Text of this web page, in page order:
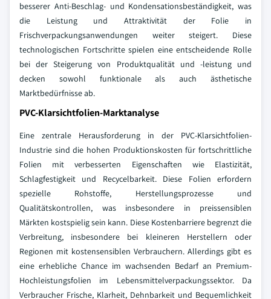
besserer Anti-Beschlag- und Kondensationsbeständigkeit, was
die Leistung und Attraktivität der Folie in
Frischverpackungsanwendungen weiter steigert. Diese
technologischen Fortschritte spielen eine entscheidende Rolle
bei der Steigerung von Produktqualität und -leistung und
decken sowohl funktionale als auch ästhetische
Marktbedürfnisse ab.
PVC-Klarsichtfolien-Marktanalyse
Eine zentrale Herausforderung in der PVC-Klarsichtfolien-
Industrie sind die hohen Produktionskosten für fortschrittliche
Folien mit verbesserten Eigenschaften wie Elastizität,
Schlagfestigkeit und Recycelbarkeit. Diese Folien erfordern
spezielle Rohstoffe, Herstellungsprozesse und
Qualitätskontrollen, was insbesondere in preissensiblen
Märkten kostspielig sein kann. Diese Kostenbarriere begrenzt die
Verbreitung, insbesondere bei kleineren Herstellern oder
Regionen mit kostensensiblen Verbrauchern. Allerdings gibt es
eine erhebliche Chance im wachsenden Bedarf an Premium-
Hochleistungsfolien im Lebensmittelverpackungssektor. Da
Verbraucher Frische, Klarheit, Dehnbarkeit und Bequemlichkeit